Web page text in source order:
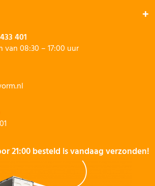
401
van 08:30 – 17:00 uur
21:00 besteld is vandaag verzonden!